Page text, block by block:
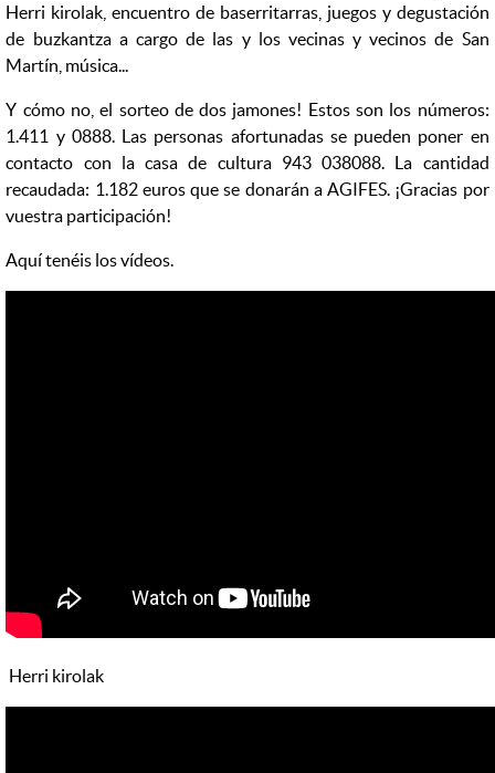
Herri kirolak, encuentro de baserritarras, juegos y degustación
de buzkantza a cargo de las y los vecinas y vecinos de San
Martín, música...
Y cómo no, el sorteo de dos jamones! Estos son los números:
1.411 y 0888. Las personas afortunadas se pueden poner en
contacto con la casa de cultura 943 038088. La cantidad
recaudada: 1.182 euros que se donarán a AGIFES. ¡Gracias por
vuestra participación!
Aquí tenéis los vídeos.
Herri kirolak